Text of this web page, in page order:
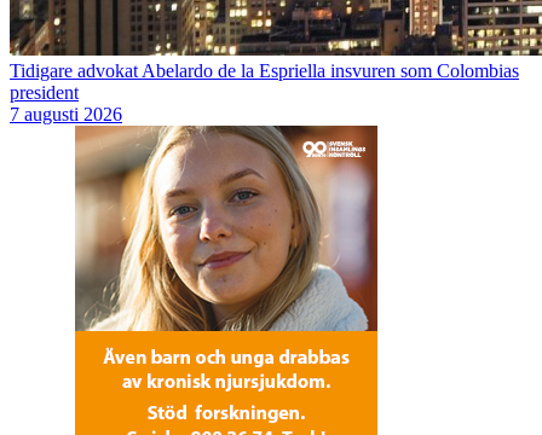
Tidigare advokat Abelardo de la Espriella insvuren som Colombias
president
7 augusti 2026